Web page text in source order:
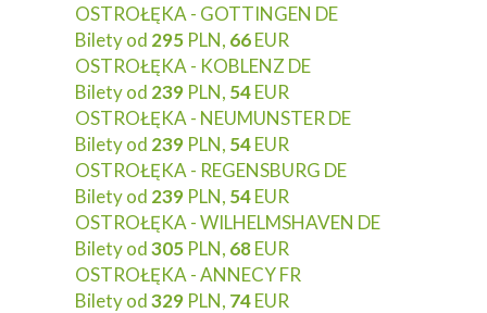
OSTROŁĘKA - GOTTINGEN DE
Bilety od 295 PLN, 66EUR
OSTROŁĘKA - KOBLENZ DE
Bilety od 239 PLN, 54EUR
OSTROŁĘKA - NEUMUNSTER DE
Bilety od 239 PLN, 54EUR
OSTROŁĘKA - REGENSBURG DE
Bilety od 239 PLN, 54EUR
OSTROŁĘKA - WILHELMSHAVEN DE
Bilety od305 PLN, 68EUR
OSTROŁĘKA - ANNECY FR
Bilety od329 PLN, 74EUR